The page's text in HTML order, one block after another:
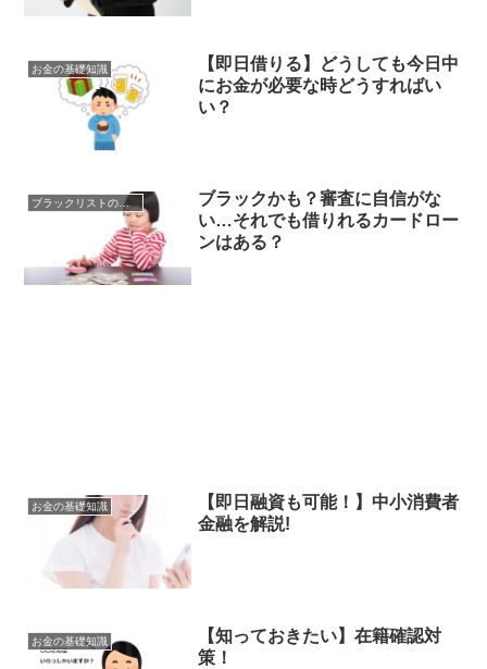
お金の基礎知識
【即日借りる】どうしても今日中
にお金が必要な時どうすればい
い？
ブラックリストの心配事
ブラックかも？審査に自信がな
い…それでも借りれるカードロー
ンはある？
お金の基礎知識
【即日融資も可能！】中小消費者
金融を解説!
お金の基礎知識
【知っておきたい】在籍確認対
策！